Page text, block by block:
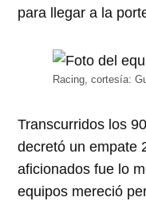
para llegar a la
Racing, cortesía:
Transcurridos los
decretó un empate
aficionados fue lo
equipos mereció